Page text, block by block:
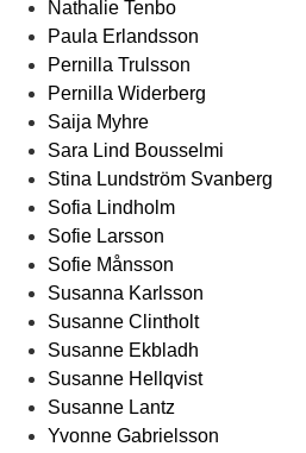
Nathalie Tenbo
Paula Erlandsson
Pernilla Trulsson
Pernilla Widerberg
Saija Myhre
Sara Lind Bousselmi
Stina Lundström Svanberg
Sofia Lindholm
Sofie Larsson
Sofie Månsson
Susanna Karlsson
Susanne Clintholt
Susanne Ekbladh
Susanne Hellqvist
Susanne Lantz
Yvonne Gabrielsson